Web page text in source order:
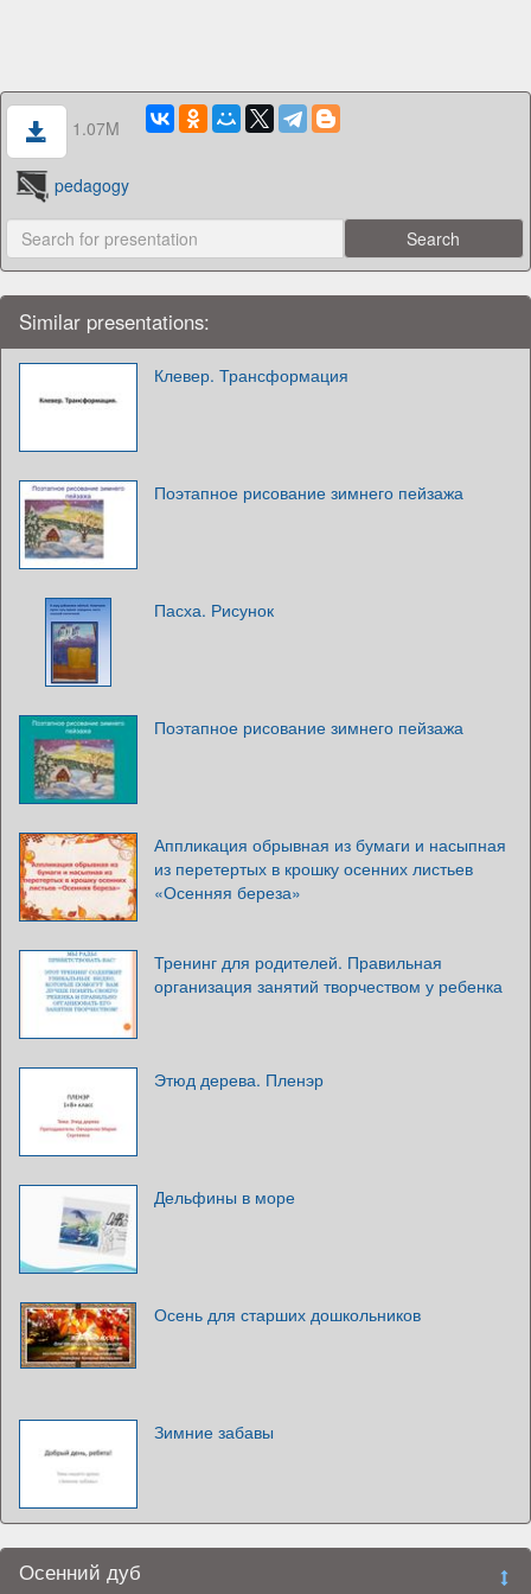
1.07M
pedagogy
Similar presentations:
Клевер. Трансформация
Поэтапное рисование зимнего пейзажа
Пасха. Рисунок
Поэтапное рисование зимнего пейзажа
Аппликация обрывная из бумаги и насыпная
из перетертых в крошку осенних листьев
«Осенняя береза»
Тренинг для родителей. Правильная
организация занятий творчеством у ребенка
Этюд дерева. Пленэр
Дельфины в море
Осень для старших дошкольников
Зимние забавы
Осенний дуб